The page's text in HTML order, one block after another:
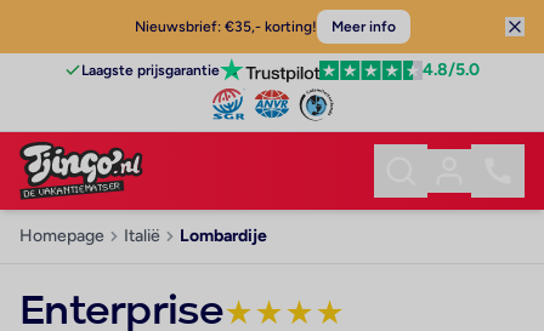
Nieuwsbrief: €35,- korting! Meer info
Laagste prijsgarantie 4.8/5.0
Homepage Italië Lombardije
Enterprise★★★★